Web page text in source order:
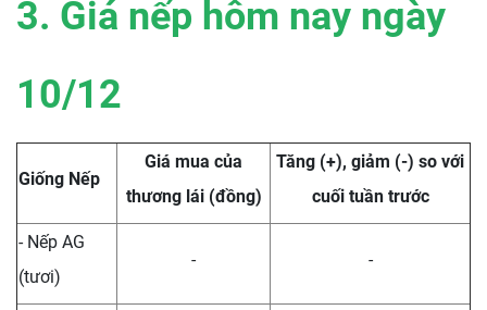
3. Giá nếp hôm nay ngày
10/12
Giống Nếp
Giá mua của
thương lái (đồng)
Tăng (+), giảm (-) so với
cuối tuần trước
- Nếp AG
(tươi)
- -